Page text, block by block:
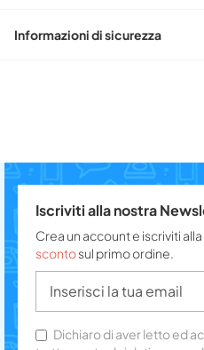
Informazioni di sicurezza
Iscriviti alla nostra
Crea un account e iscriviti
scontosul primo ordine.
Dichiaro di aver letto ed